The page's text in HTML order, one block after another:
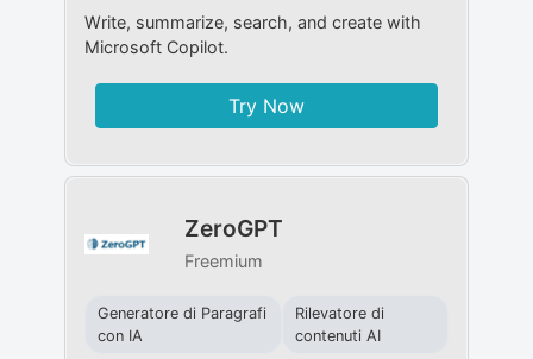
Write, summarize, search, and create with
Microsoft Copilot.
Try Now
ZeroGPT
Freemium
Generatore di Paragrafi
con IA
Rilevatore di
contenuti AI